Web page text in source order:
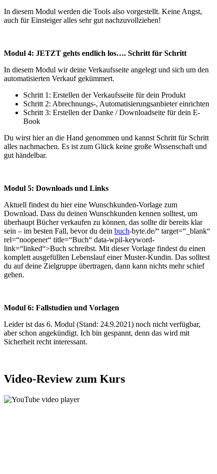
In diesem Modul werden die Tools also vorgestellt. Keine Angst,
auch für Einsteiger alles sehr gut nachzuvollziehen!
Modul 4: JETZT gehts endlich los…. Schritt für Schritt
In diesem Modul wir deine Verkaufsseite angelegt und sich um den
automatisierten Verkauf gekümmert.
Schritt 1: Erstellen der Verkaufsseite für dein Produkt
Schritt 2: Abrechnungs-, Automatisierungsanbieter einrichten
Schritt 3: Erstellen der Danke / Downloadseite für dein E-
Book
Du wirst hier an die Hand genommen und kannst Schritt für Schritt
alles nachmachen. Es ist zum Glück keine große Wissenschaft und
gut händelbar.
Modul 5: Downloads und Links
Aktuell findest du hier eine Wunschkunden-Vorlage zum
Download. Dass du deinen Wunschkunden kennen solltest, um
überhaupt Bücher verkaufen zu können, das sollte dir bereits klar
sein – im besten Fall, bevor du dein buch-byte.de/“ target=“_blank“
rel=“noopener“ title=“Buch“ data-wpil-keyword-
link=“linked“>Buch schreibst. Mit dieser Vorlage findest du einen
komplett ausgefüllten Lebenslauf einer Muster-Kundin. Das solltest
du auf deine Zielgruppe übertragen, dann kann nichts mehr schief
gehen.
Modul 6: Fallstudien und Vorlagen
Leider ist das 6. Modul (Stand: 24.9.2021) noch nicht verfügbar,
aber schon angekündigt. Ich bin gespannt, denn das wird mit
Sicherheit recht interessant.
Video-Review zum Kurs